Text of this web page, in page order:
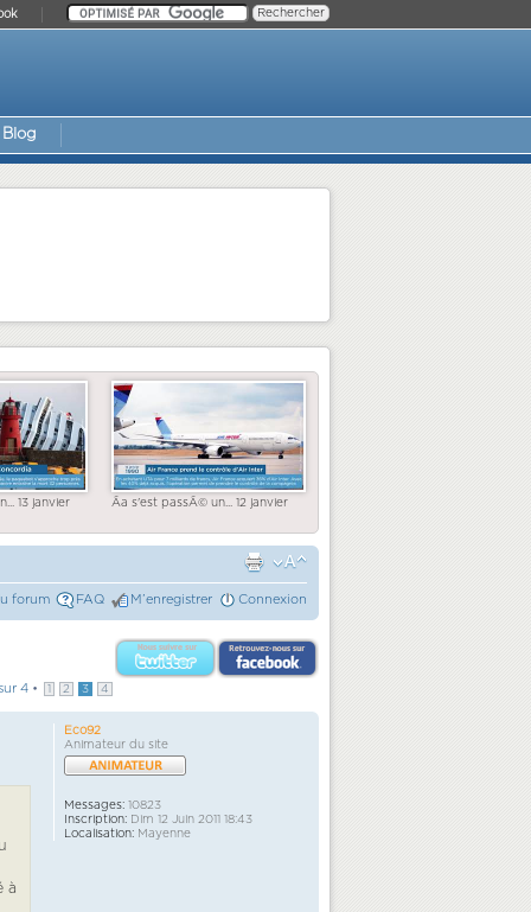
Blog
13 janvier Ãa s'est passÃ© un... 12 janvier
forum FAQ M’enregistrer Connexion
4 • 1 2 3 4
à
Eco92
Animateur du site
Messages: 10823
Inscription: Dim 12 Juin 2011 18:43
Localisation: Mayenne